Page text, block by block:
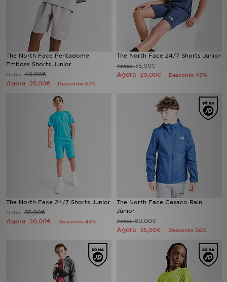
The North Face Pentadome
Emboss Shorts Junior
Antes40,00€
Agora 25,00€ Desconto 37%
The North Face 24/7 Shorts Junior
Antes35,00€
Agora 20,00€ Desconto 43%
The North Face 24/7 Shorts Junior
Antes35,00€
Agora 20,00€ Desconto 43%
The North Face Casaco Rain
Júnior
Antes80,00€
Agora 35,00€ Desconto 56%